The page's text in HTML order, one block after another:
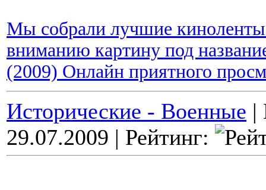
Мы собрали лучшие киноленты
вниманию картину под
(2009) Онлайн приятного
Исторические - Военные |
29.07.2009 | Рейтинг: